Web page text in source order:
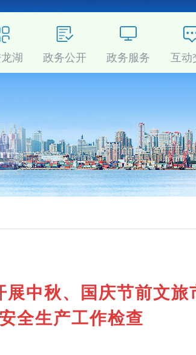
湖 政务公开 政务服务 互动
展中秋、国庆节前文旅
全生产工作检查